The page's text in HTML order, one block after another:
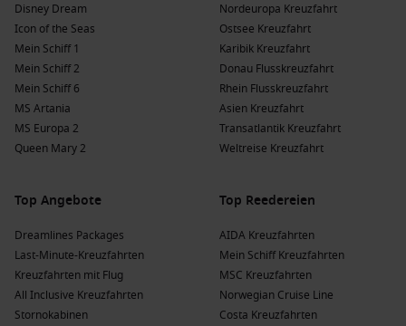
Disney Dream
Icon of the Seas
Mein Schiff 1
Mein Schiff 2
Mein Schiff 6
MS Artania
MS Europa 2
Queen Mary 2
Nordeuropa Kreuzfahrt
Ostsee Kreuzfahrt
Karibik Kreuzfahrt
Donau Flusskreuzfahrt
Rhein Flusskreuzfahrt
Asien Kreuzfahrt
Transatlantik Kreuzfahrt
Weltreise Kreuzfahrt
Top Angebote
Dreamlines Packages
Last-Minute-Kreuzfahrten
Kreuzfahrten mit Flug
All Inclusive Kreuzfahrten
Stornokabinen
Top Reedereien
AIDA Kreuzfahrten
Mein Schiff Kreuzfahrten
MSC Kreuzfahrten
Norwegian Cruise Line
Costa Kreuzfahrten